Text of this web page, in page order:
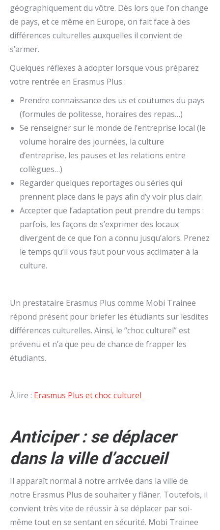
géographiquement du vôtre. Dès lors que l’on change
de pays, et ce même en Europe, on fait face à des
différences culturelles auxquelles il convient de
s’armer.
Quelques réflexes à adopter lorsque vous préparez
votre rentrée en Erasmus Plus :
Prendre connaissance des us et coutumes du pays
(formules de politesse, horaires des repas…)
Se renseigner sur le monde de l’entreprise local (le
volume horaire des journées, la culture
d’entreprise, les pauses et les relations entre
collègues…)
Regarder quelques reportages ou séries qui
prennent place dans le pays afin d’y voir plus clair.
Accepter que l’adaptation peut prendre du temps :
parfois, les façons de s’exprimer des locaux
divergent de ce que l’on a connu jusqu’alors. Prenez
le temps qu’il vous faut pour vous acclimater à la
culture.
Un prestataire Erasmus Plus comme Mobi Trainee
répond présent pour briefer les étudiants sur lesdites
différences culturelles. Ainsi, le “choc culturel” est
prévenu et n’a que peu de chance de frapper les
étudiants.
À lire : Erasmus Plus et choc culturel
Anticiper : se déplacer
dans la ville d’accueil
Il apparaît normal à notre arrivée dans la ville de
notre Erasmus Plus de souhaiter y flâner. Toutefois, il
convient très vite de réussir à se déplacer par soi-
même tout en se sentant en sécurité. Mobi Trainee